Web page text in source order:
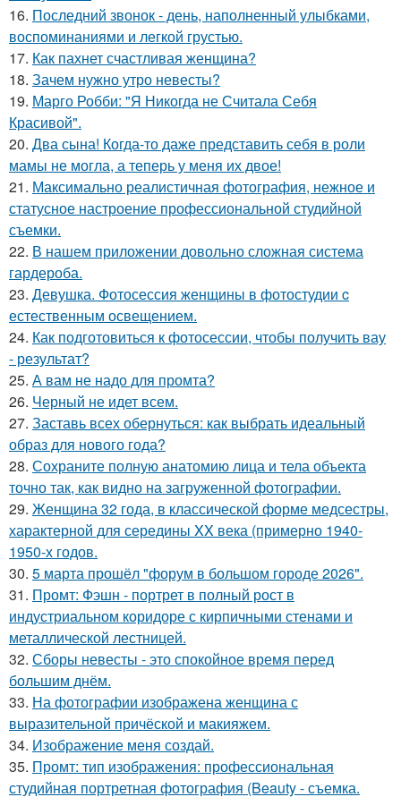
16. Последний звонок - день, наполненный улыбками,
воспоминаниями и легкой грустью.
17. Как пахнет счастливая женщина?
18. Зачем нужно утро невесты?
19. Марго Робби: "Я Никогда не Считала Себя
Красивой".
20. Два сына! Когда-то даже представить себя в роли
мамы не могла, а теперь у меня их двое!
21. Максимально реалистичная фотография, нежное и
статусное настроение профессиональной студийной
съемки.
22. В нашем приложении довольно сложная система
гардероба.
23. Девушка. Фотосессия женщины в фотостудии c
естественным освещением.
24. Как подготовиться к фотосессии, чтобы получить вау
- результат?
25. А вам не надо для промта?
26. Черный не идет всем.
27. Заставь всех обернуться: как выбрать идеальный
образ для нового года?
28. Сохраните полную анатомию лица и тела объекта
точно так, как видно на загруженной фотографии.
29. Женщина 32 года, в классической форме медсестры,
характерной для середины XX века (примерно 1940-
1950-х годов.
30. 5 марта прошёл "форум в большом городе 2026".
31. Промт: Фэшн - портрет в полный рост в
индустриальном коридоре с кирпичными стенами и
металлической лестницей.
32. Сборы невесты - это спокойное время перед
большим днём.
33. На фотографии изображена женщина с
выразительной причёской и макияжем.
34. Изображение меня создай.
35. Промт: тип изображения: профессиональная
студийная портретная фотография (Beauty - съемка.